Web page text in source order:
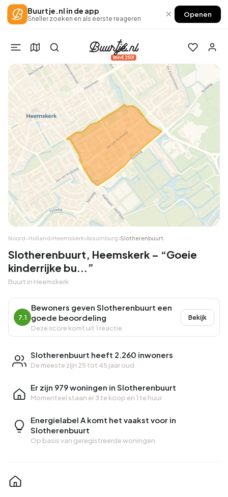
Buurtje.nl in de app
Sneller zoeken en als eerste reageren × Openen
Win €250!
Noord-Holland›Heemskerk›Assumburg›Slotherenbuurt
Slotherenbuurt, Heemskerk – “Goeie
kinderrijke bu...”
Buurt in Heemskerk
7.1
Bewoners geven Slotherenbuurt een
goede beoordeling
Deze score komt uit 1 reactie
Bekijk
Slotherenbuurt heeft 2.260 inwoners
De meeste zijn 25 tot 45 jaar oud
Er zijn 979 woningen in Slotherenbuurt
Momenteel staan er3 te koop en 1 te huur
Energielabel A komt het vaakst voor in
Slotherenbuurt
Op basis van geregistreerde woningen